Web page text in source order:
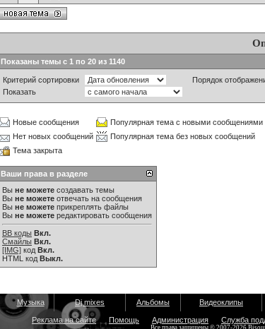
Показаны темы с 1 по 20 из 1140
Критерий сортировки
Порядок
Показать
Новые сообщения
Популярная тема с новыми сообщениями
Нет новых сообщений
Популярная тема без новых сообщений
Тема закрыта
Ваши права в разделе
Вы не можете создавать темы
Вы не можете отвечать на сообщения
Вы не можете прикреплять файлы
Вы не можете редактировать сообщения
BB коды Вкл.
Смайлы Вкл.
[IMG] код Вкл.
HTML код Выкл.
Музыка Dj mixes Альбомы Видеоклипы
Реклама на сайте Помощь Администрация Служба
Все права защищены © 2007-2026